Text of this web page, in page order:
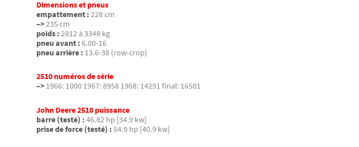
Dimensions et pneus
empattement : 228 cm
–> 235 cm
poids : 2812 à 3348 kg
pneu avant : 6.00-16
pneu arrière : 13.6-38 (row-crop)
2510 numéros de série
–> 1966: 1000 1967: 8958 1968: 14291 final: 16501
John Deere 2510 puissance
barre (testé) : 46.82 hp [34.9 kw]
prise de force (testé) : 54.9 hp [40.9 kw]